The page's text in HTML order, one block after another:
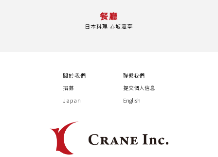
餐廳
日本料理 赤坂潭亭
關於我們
招募
Japan
聯繫我們
提交個人信息
English